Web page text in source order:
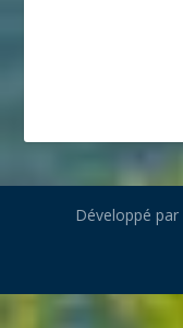
Développé par